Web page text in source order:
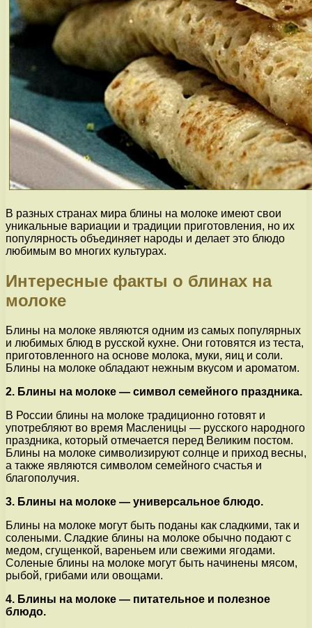
В разных странах мира блины на молоке имеют свои
уникальные вариации и традиции приготовления, но их
популярность объединяет народы и делает это блюдо
любимым во многих культурах.
Интересные факты о блинах на
молоке
Блины на молоке являются одним из самых популярных
и любимых блюд в русской кухне. Они готовятся из теста,
приготовленного на основе молока, муки, яиц и соли.
Блины на молоке обладают нежным вкусом и ароматом.
2. Блины на молоке — символ семейного праздника.
В России блины на молоке традиционно готовят и
употребляют во время Масленицы — русского народного
праздника, который отмечается перед Великим постом.
Блины на молоке символизируют солнце и приход весны,
а также являются символом семейного счастья и
благополучия.
3. Блины на молоке — универсальное блюдо.
Блины на молоке могут быть поданы как сладкими, так и
солеными. Сладкие блины на молоке обычно подают с
медом, сгущенкой, вареньем или свежими ягодами.
Соленые блины на молоке могут быть начинены мясом,
рыбой, грибами или овощами.
4. Блины на молоке — питательное и полезное
блюдо.